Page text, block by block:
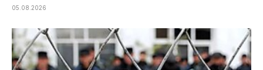
05.08.2026